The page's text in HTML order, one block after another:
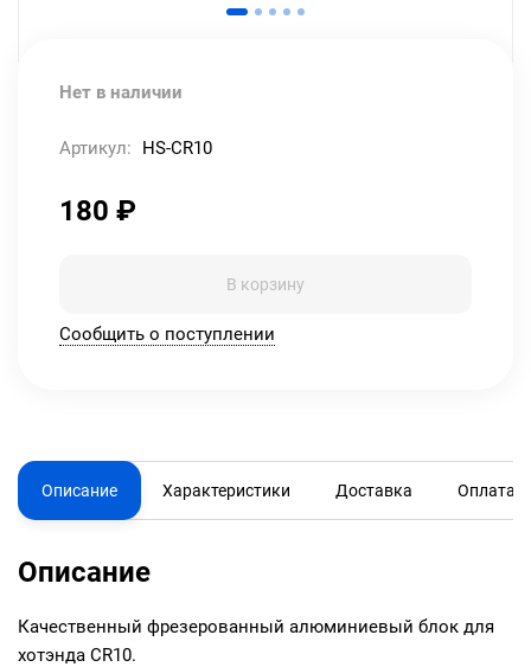
Нет в наличии
Артикул: HS-CR10
180 ₽
В корзину
Сообщить о поступлении
Описание Характеристики Доставка Оплата
Описание
Качественный фрезерованный алюминиевый блок для
хотэнда CR10.